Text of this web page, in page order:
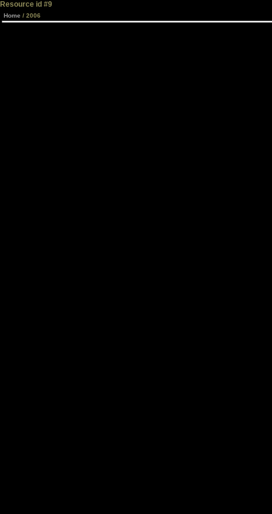
Resource id #9
Home / 2006